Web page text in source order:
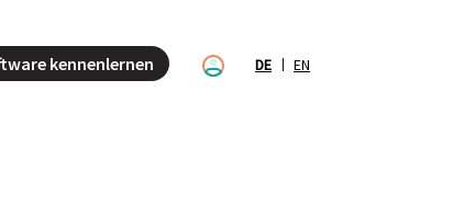
kennenlernen DE EN